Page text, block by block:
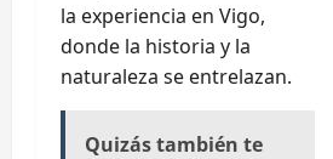
la experiencia en Vigo,
donde la historia y la
naturaleza se entrelazan.
Quizás también te